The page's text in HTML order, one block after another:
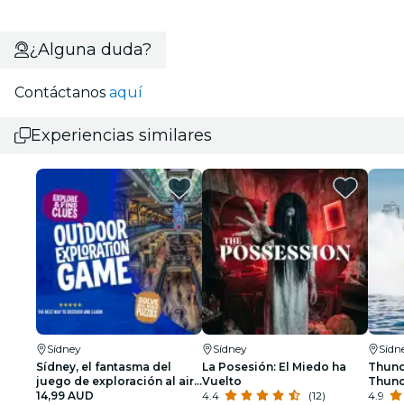
¿Alguna duda?
Contáctanos aquí
Experiencias similares
Sídney
Sídney, el fantasma del
juego de exploración al aire
libre del QVB
14,99 AUD
Sídney
La Posesión: El Miedo ha
Vuelto
4.4
(12)
4.9